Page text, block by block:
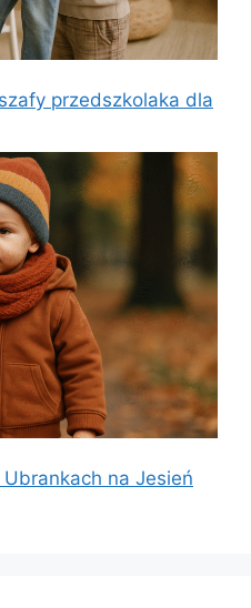
przedszkolaka dla
na Jesień